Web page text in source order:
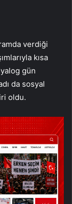
verdiği
kısa
gün
da sosyal
oldu.